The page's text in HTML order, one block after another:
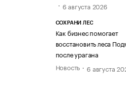
6 августа 2026
СОХРАНИ ЛЕС
Как бизнес помогает
восстановить леса
после урагана
Новость
6 августа